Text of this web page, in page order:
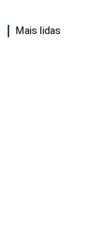
Mais lidas